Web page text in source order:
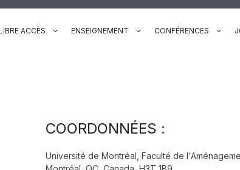
ACCÈS ENSEIGNEMENT CONFÉRENCES
COORDONNÉES :
Université de Montréal, Faculté de